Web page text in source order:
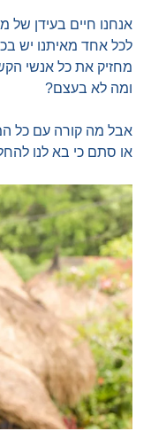
אנחנו חיים בעידן של
לכל אחד מאיתנו יש
מחזיק את כל אנשי
ומה לא בעצם?
אבל מה קורה עם כל
או סתם כי בא לנו